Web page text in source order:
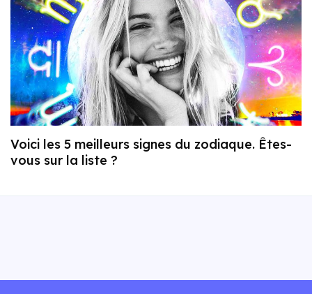
Voici les 5 meilleurs signes du zodiaque. Êtes-
vous sur la liste ?